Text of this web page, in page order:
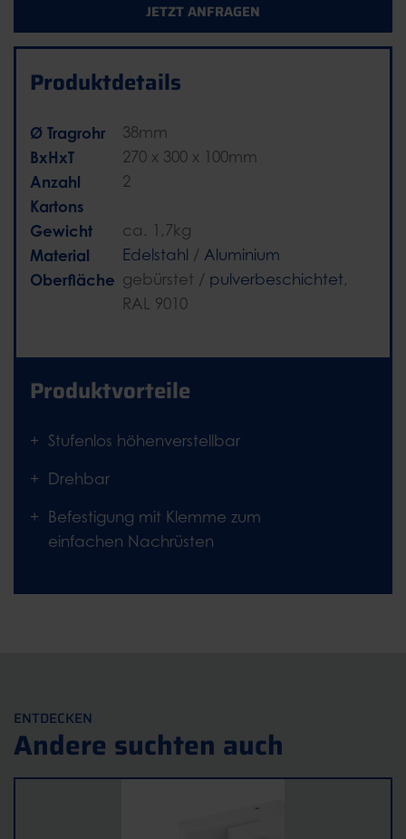
JETZT ANFRAGEN
Produktdetails
Ø Tragrohr 38mm
BxHxT 270 x 300 x 100mm
Anzahl
Kartons
2
Gewicht ca. 1,7kg
Material Edelstahl / Aluminium
Oberfläche gebürstet / pulverbeschichtet,
RAL 9010
Produktvorteile
Stufenlos höhenverstellbar
Drehbar
Befestigung mit Klemme zum
einfachen Nachrüsten
ENTDECKEN
Andere suchten auch